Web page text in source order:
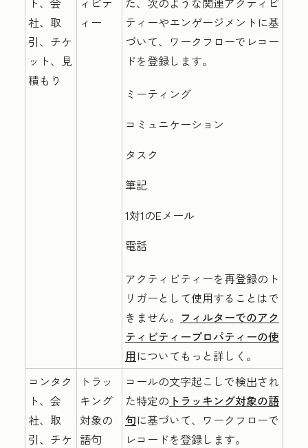
社、取
引、チケ
ット、見
積もり
ィー
ティーやエンゲージメントに基
づいて、ワークフローでレコー
ドを登録します。
ミーティング
コミュニケーション
タスク
筆記
1対1のEメール
電話
アクティビティーを再登録のト
リガーとして使用することはで
きません。 フィルターでのアク
ティビティープロパティーの使
用についてもっと詳しく。
コンタク
ト、会
社、取
引、チケ
トラッ
キング
対象の
語句
コールの文字起こしで検出され
た特定の トラッキング対象の語
句に基づいて、ワークフローで
レコードを登録します。